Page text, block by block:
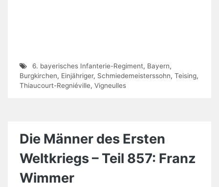
6. bayerisches Infanterie-Regiment, Bayern,
Burgkirchen, Einjähriger, Schmiedemeisterssohn, Teising,
Thiaucourt-Regniéville, Vigneulles
Die Männer des Ersten
Weltkriegs – Teil 857: Franz
Wimmer